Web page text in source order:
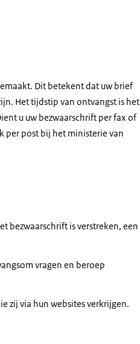
Dit betekent dat uw brief
Het tijdstip van ontvangst is het
u uw bezwaarschrift per fax of
per post bij het ministerie van
bezwaarschrift is verstreken, een
vragen en beroep
zij via hun websites verkrijgen.